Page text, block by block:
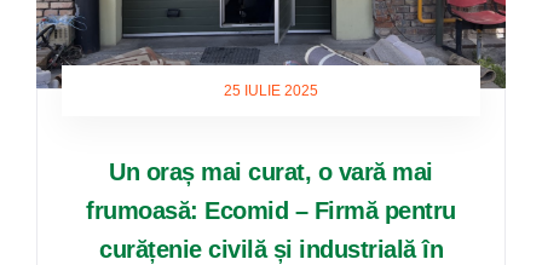
25 IULIE 2025
Un oraș mai curat, o vară mai
frumoasă: Ecomid – Firmă pentru
curățenie civilă și industrială în